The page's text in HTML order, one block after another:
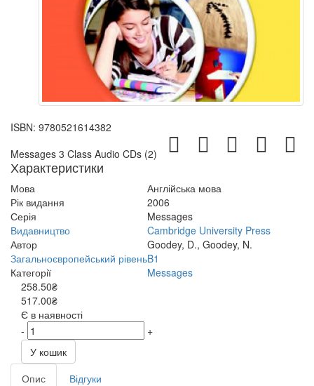
ISBN: 9780521614382
Messages 3 Class Audio CDs (2)
Характеристики
Мова
Англійська мова
Рік видання
2006
Серія
Messages
Видавництво
Cambridge University Press
Автор
Goodey, D., Goodey, N.
Загальноєвропейський рівеньB1
Категорії
Messages
258.50₴
517.00₴
Є в наявності
-
+
У кошик
Опис
Відгуки